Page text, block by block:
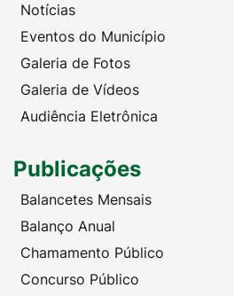
Notícias
Eventos do Município
Galeria de Fotos
Galeria de Vídeos
Audiência Eletrônica
Publicações
Balancetes Mensais
Balanço Anual
Chamamento Público
Concurso Público